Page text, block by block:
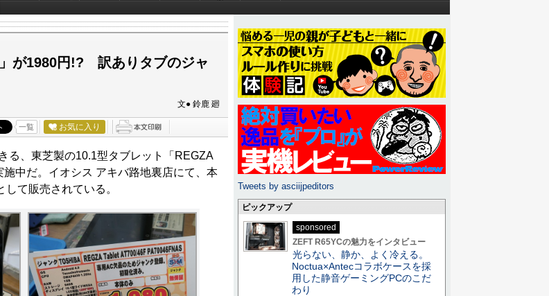
が1980円!? 訳ありタブのジャ
文● 鈴鹿 廻
一覧 お気に入り
、東芝製の10.1型タブレット「REGZA
中だ。イオシス アキバ路地裏店にて、本
て販売されている。
Tweets by asciijpeditors
ピックアップ
sponsored
ZEFT R65YCの魅力をインタビュー
光らない、静か、よく冷える。
Noctua×Antecコラボケースを採
用した静音ゲーミングPCのこだ
わり